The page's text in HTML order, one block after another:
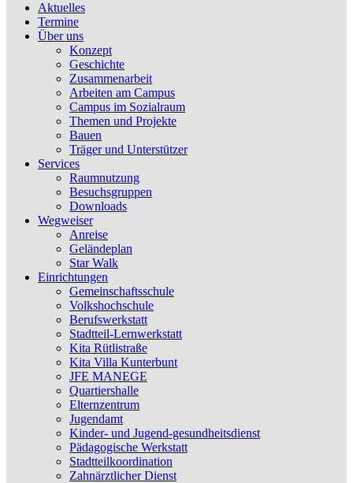
Aktuelles
Termine
Über uns
Konzept
Geschichte
Zusammenarbeit
Arbeiten am Campus
Campus im Sozialraum
Themen und Projekte
Bauen
Träger und Unterstützer
Services
Raumnutzung
Besuchsgruppen
Downloads
Wegweiser
Anreise
Geländeplan
Star Walk
Einrichtungen
Gemeinschaftsschule
Volkshochschule
Berufswerkstatt
Stadtteil-Lernwerkstatt
Kita Rütlistraße
Kita Villa Kunterbunt
JFE MANEGE
Quartiershalle
Elternzentrum
Jugendamt
Kinder- und Jugend-gesundheitsdienst
Pädagogische Werkstatt
Stadtteilkoordination
Zahnärztlicher Dienst